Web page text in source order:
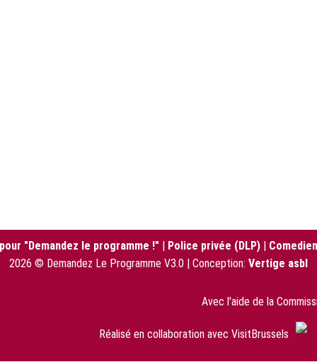
"Demandez le programme !" | Police privée (DLP) |
2026 © Demandez Le Programme V3.0 | Conception: Vertige asbl
Avec l'aide de la
Réalisé en collaboration avec VisitBrussels